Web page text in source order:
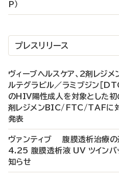
P）
プレスリリース
ヴィーブヘルスケア、2剤レジメ
ルテグラビル／ラミブジン［
のHIV陽性成人を対象とした初
剤レジメンBIC/FTC/TAFに対
発表
ヴァンティブ 腹膜透析治療の
4.25 腹膜透析液 UV ツインバ
知らせ